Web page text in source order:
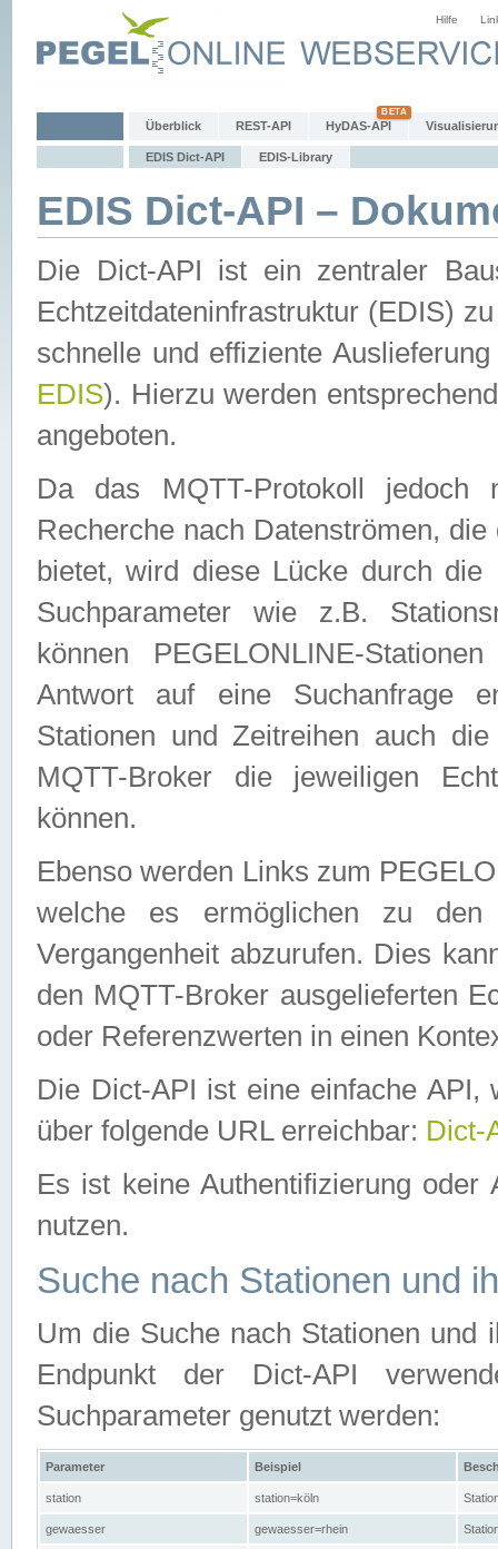
Hilfe
Überblick REST-API HyDAS-API
EDIS Dict-API EDIS-Library
EDIS Dict-API –
Die Dict-API ist ein zentraler
Echtzeitdateninfrastruktur (EDIS)
schnelle und effiziente
EDIS). Hierzu werden
angeboten.
Da das MQTT-Protokoll jedoch
Recherche nach Datenströmen,
bietet, wird diese Lücke durch die
Suchparameter wie z.B.
können PEGELONLINE-
Antwort auf eine Suchanfrage
Stationen und Zeitreihen auch
MQTT-Broker die jeweiligen
können.
Ebenso werden Links zum
welche es ermöglichen zu den
Vergangenheit abzurufen. Dies
den MQTT-Broker ausgelieferten
oder Referenzwerten in einen
Die Dict-API ist eine einfache API,
über folgende URL erreichbar: Dict-
Es ist keine Authentifizierung
nutzen.
Suche nach Stationen und
Um die Suche nach Stationen und
Endpunkt der Dict-API
Suchparameter genutzt werden:
Parameter Beispiel
station station=köln
gewaesser gewaesser=rhein